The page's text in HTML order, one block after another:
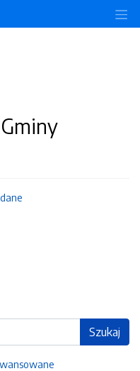
Szukaj